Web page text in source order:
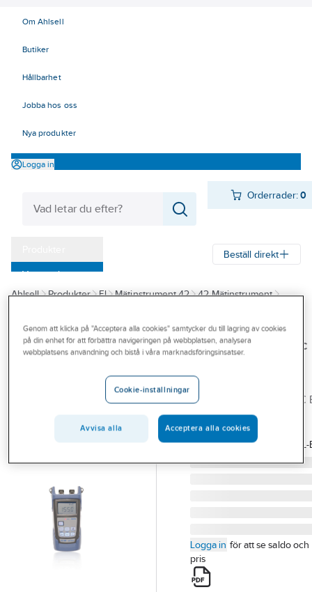
Om Ahlsell
Butiker
Hållbarhet
Jobba hos oss
Nya produkter
Logga in
Orderrader:0
Varumärken
Kampanjer
Outlet
Branscher
Beställ direkt
Ahlsell Produkter El Mätinstrument 42
42 Mätinstrument
HEXATRONIC FIBEROPTIC
Ljuskälla SM
SC/UPC
LJUSKÄLLA SM SC/UPC
FLS-600-23BL-EI-EUI-91
Artikelnummer:
EX-FLS-600-23BL-
Logga in för att se saldo och
pris
Genom att klicka på "Acceptera alla cookies" samtycker du till lagring av cookies
på din enhet för att förbättra navigeringen på webbplatsen, analysera
webbplatsens användning och bistå i våra marknadsföringsinsatser.
Cookie-inställningar
Avvisa alla Acceptera alla cookies